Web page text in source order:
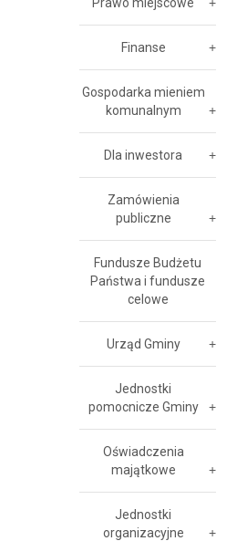
Finanse
Gospodarka mieniem
komunalnym
Dla inwestora
Zamówienia
publiczne
Fundusze Budżetu
Państwa i fundusze
celowe
Urząd Gminy
Jednostki
pomocnicze Gminy
Oświadczenia
majątkowe
Jednostki
organizacyjne